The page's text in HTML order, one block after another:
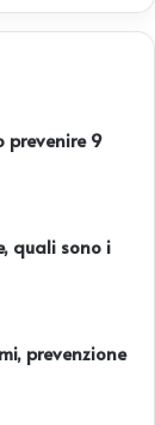
prevenire 9
quali sono i
prevenzione